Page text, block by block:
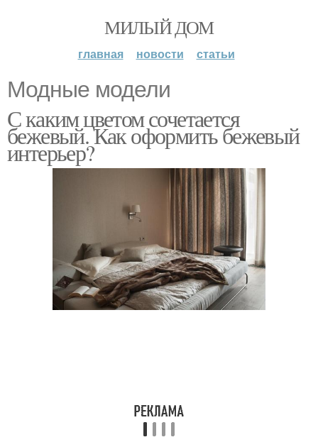
МИЛЫЙ ДОМ
главная новости статьи
Модные модели
С каким цветом сочетается
бежевый. Как оформить бежевый
интерьер?